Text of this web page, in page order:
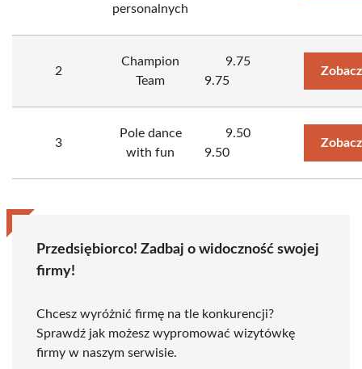
personalnych
2
Champion
Team
9.75
9.75
3
Pole dance
with fun
9.50
9.50
Przedsiębiorco! Zadbaj o widoczność swojej
firmy!
Chcesz wyróżnić firmę na tle konkurencji?
Sprawdź jak możesz wypromować wizytówkę
firmy w naszym serwisie.